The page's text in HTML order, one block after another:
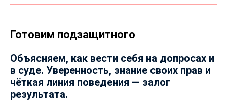
Готовим подзащитного
Объясняем, как вести себя на допросах и
в суде. Уверенность, знание своих прав и
чёткая линия поведения — залог
результата.